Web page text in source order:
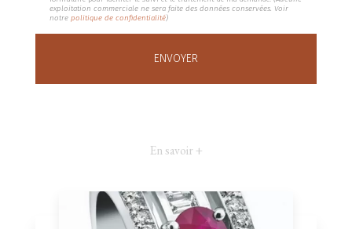
exploitation commerciale ne sera faite des données conservées. Voir
notrepolitique de confidentialité)
En savoir +